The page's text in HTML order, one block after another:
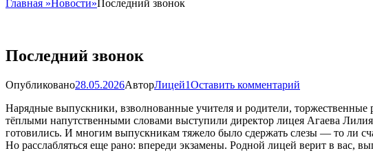
Главная »Новости»Последний звонок
Последний звонок
Опубликовано28.05.2026АвторЛицей1Оставить комментарий
Нарядные выпускники, взволнованные учителя и родители,
тёплыми напутственными словами выступили директор лицея Агаева
готовились. И многим выпускникам тяжело было сдержать слезы — то ли
Но расслабляться еще рано: впереди экзамены. Родной лицей верит в вас,